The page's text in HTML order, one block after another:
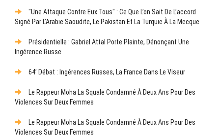
"Une Attaque Contre Eux Tous" : Ce Que L’on Sait De L’accord
Signé Par L’Arabie Saoudite, Le Pakistan Et La Turquie À La Mecque
Présidentielle : Gabriel Attal Porte Plainte, Dénonçant Une
Ingérence Russe
64’ Débat : Ingérences Russes, La France Dans Le Viseur
Le Rappeur Moha La Squale Condamné À Deux Ans Pour Des
Violences Sur Deux Femmes
Le Rappeur Moha La Squale Condamné À Deux Ans Pour Des
Violences Sur Deux Femmes